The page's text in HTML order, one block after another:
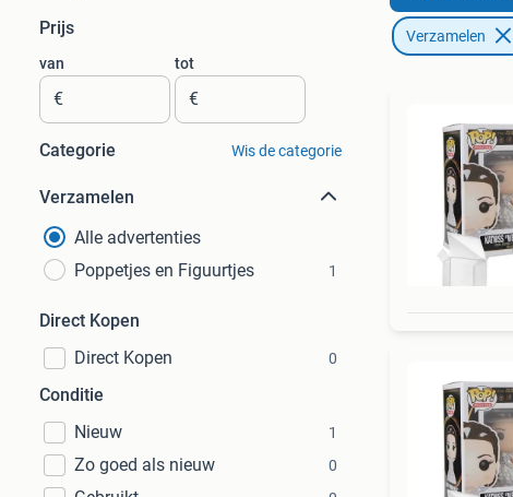
Prijs
van
€
tot
€
Categorie Wis de categorie
Verzamelen
Alle advertenties
Poppetjes en Figuurtjes
1
Direct Kopen
Direct Kopen
0
Conditie
Nieuw
1
Zo goed als nieuw 0
Verzamelen